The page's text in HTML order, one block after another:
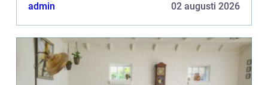
admin 02 augusti 2026